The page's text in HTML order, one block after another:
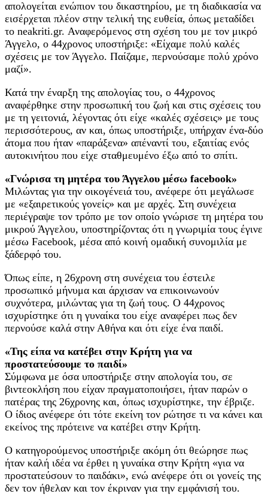
απολογείται ενώπιον του δικαστηρίου, με τη διαδικασία να
εισέρχεται πλέον στην τελική της ευθεία, όπως μεταδίδει
το neakriti.gr. Αναφερόμενος στη σχέση του με τον μικρό
Άγγελο, ο 44χρονος υποστήριξε: «Είχαμε πολύ καλές
σχέσεις με τον Άγγελο. Παίζαμε, περνούσαμε πολύ χρόνο
μαζί».
Κατά την έναρξη της απολογίας του, ο 44χρονος
αναφέρθηκε στην προσωπική του ζωή και στις σχέσεις του
με τη γειτονιά, λέγοντας ότι είχε «καλές σχέσεις» με τους
περισσότερους, αν και, όπως υποστήριξε, υπήρχαν ένα-δύο
άτομα που ήταν «παράξενα» απέναντί του, εξαιτίας ενός
αυτοκινήτου που είχε σταθμευμένο έξω από το σπίτι.
«Γνώρισα τη μητέρα του Άγγελου μέσω facebook»
Μιλώντας για την οικογένειά του, ανέφερε ότι μεγάλωσε
με «εξαιρετικούς γονείς» και με αρχές. Στη συνέχεια
περιέγραψε τον τρόπο με τον οποίο γνώρισε τη μητέρα του
μικρού Άγγελου, υποστηρίζοντας ότι η γνωριμία τους έγινε
μέσω Facebook, μέσα από κοινή ομαδική συνομιλία με
ξάδερφό του.
Όπως είπε, η 26χρονη στη συνέχεια του έστειλε
προσωπικό μήνυμα και άρχισαν να επικοινωνούν
συχνότερα, μιλώντας για τη ζωή τους. Ο 44χρονος
ισχυρίστηκε ότι η γυναίκα του είχε αναφέρει πως δεν
περνούσε καλά στην Αθήνα και ότι είχε ένα παιδί.
«Της είπα να κατέβει στην Κρήτη για να
προστατεύσουμε το παιδί»
Σύμφωνα με όσα υποστήριξε στην απολογία του, σε
βιντεοκλήση που είχαν πραγματοποιήσει, ήταν παρών ο
πατέρας της 26χρονης και, όπως ισχυρίστηκε, την έβριζε.
Ο ίδιος ανέφερε ότι τότε εκείνη τον ρώτησε τι να κάνει και
εκείνος της πρότεινε να κατέβει στην Κρήτη.
Ο κατηγορούμενος υποστήριξε ακόμη ότι θεώρησε πως
ήταν καλή ιδέα να έρθει η γυναίκα στην Κρήτη «για να
προστατεύσουν το παιδάκι», ενώ ανέφερε ότι οι γονείς της
δεν τον ήθελαν και τον έκριναν για την εμφάνισή του.